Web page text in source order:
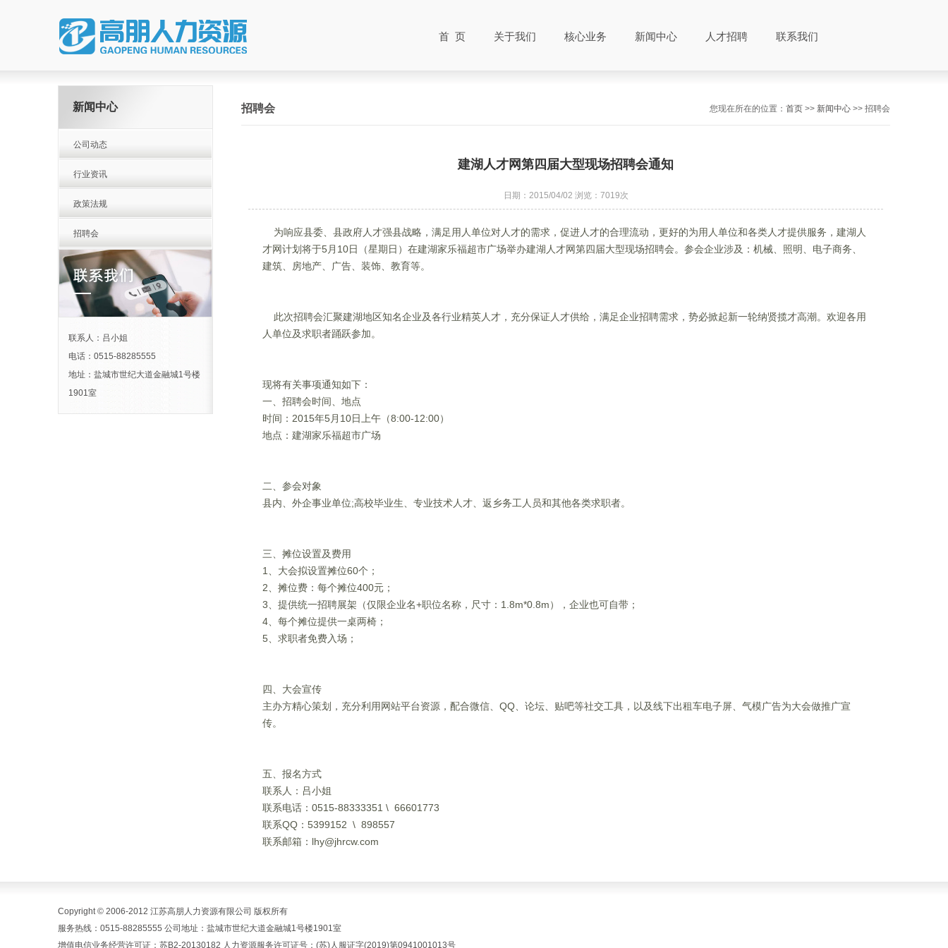
首 页 关于我们 核心业务 新闻中心 人才招聘 联系我们
新闻中心
公司动态
行业资讯
政策法规
招聘会
联系人：吕小姐
电话：0515-88285555
地址：盐城市世纪大道金融城1号楼
1901室
招聘会 您现在所在的位置： 首页 >> 新闻中心 >> 招聘会
建湖人才网第四届大型现场招聘会通知
日期：2015/04/02 浏览：7019次
为响应县委、县政府人才强县战略，满足用人单位对人才的需求，促进人才的合理流动，更好的为用人单位和各类人才提供服务，建湖人
才网计划将于5月10日（星期日）在建湖家乐福超市广场举办建湖人才网第四届大型现场招聘会。参会企业涉及：机械、照明、电子商务、
建筑、房地产、广告、装饰、教育等。
此次招聘会汇聚建湖地区知名企业及各行业精英人才，充分保证人才供给，满足企业招聘需求，势必掀起新一轮纳贤揽才高潮。欢迎各用
人单位及求职者踊跃参加。
现将有关事项通知如下：
一、招聘会时间、地点
时间：2015年5月10日上午（8:00-12:00）
地点：建湖家乐福超市广场
二、参会对象
县内、外企事业单位;高校毕业生、专业技术人才、返乡务工人员和其他各类求职者。
三、摊位设置及费用
1、大会拟设置摊位60个；
2、摊位费：每个摊位400元；
3、提供统一招聘展架（仅限企业名+职位名称，尺寸：1.8m*0.8m），企业也可自带；
4、每个摊位提供一桌两椅；
5、求职者免费入场；
四、大会宣传
主办方精心策划，充分利用网站平台资源，配合微信、QQ、论坛、贴吧等社交工具，以及线下出租车电子屏、气模广告为大会做推广宣
传。
五、报名方式
联系人：吕小姐
联系电话：0515-88333351 \ 66601773
联系QQ：5399152 \ 898557
联系邮箱：lhy@jhrcw.com
Copyright © 2006-2012 江苏高朋人力资源有限公司 版权所有
服务热线：0515-88285555 公司地址：盐城市世纪大道金融城1号楼1901室
增值电信业务经营许可证：苏B2-20130182 人力资源服务许可证号：(苏)人服证字(2019)第0941001013号